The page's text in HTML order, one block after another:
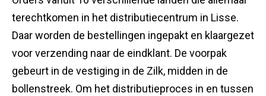
terechtkomen in het distributiecentrum in Lisse.
Daar worden de bestellingen ingepakt en klaargezet
voor verzending naar de eindklant. De voorpak
gebeurt in de vestiging in de Zilk, midden in de
bollenstreek. Om het distributieproces in en tussen